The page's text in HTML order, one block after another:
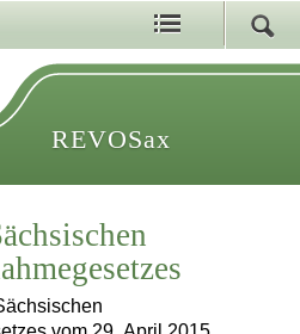
REVOSax